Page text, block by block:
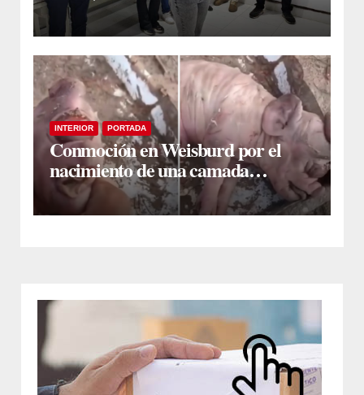
encuentro con vecinos y dirigentes
en Fernández
INTERIOR PORTADA
Conmoción en Weisburd por el
nacimiento de una camada
lechones con graves deformaciones